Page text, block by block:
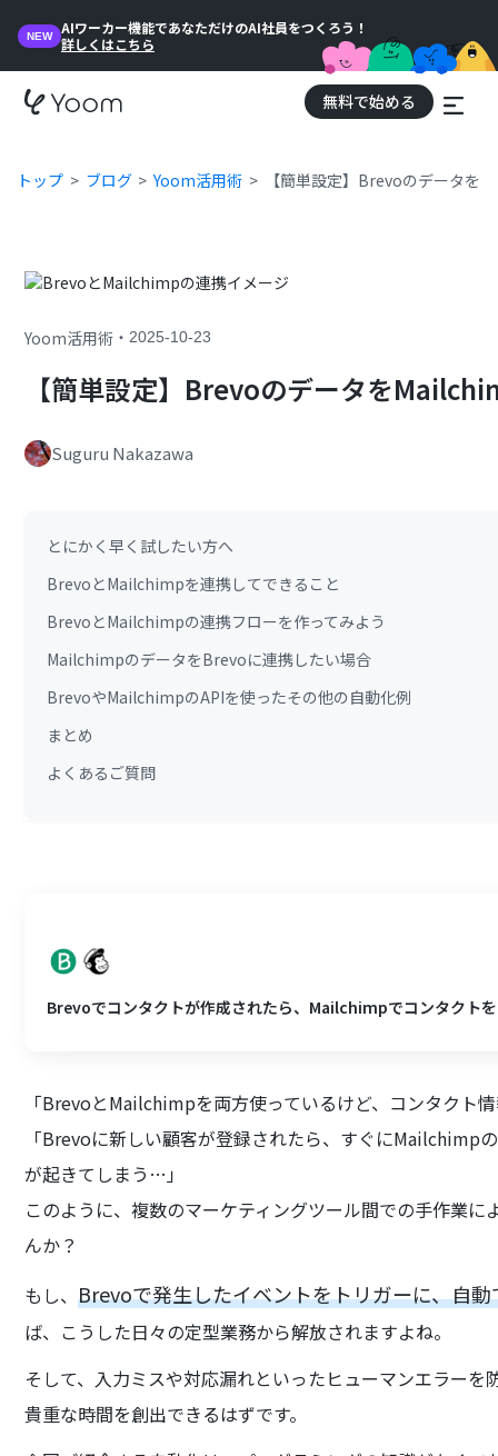
NEW
AIワーカー機能であなただけのAI社員をつくろう！
詳しくはこちら
無料で始める
トップ ブログ Yoom活用術 【簡単設定】Brevoのデータを
Yoom活用術 ・2025-10-23
【簡単設定】Brevoのデータを
Suguru Nakazawa
とにかく早く試したい方へ
BrevoとMailchimpを連携してできること
BrevoとMailchimpの連携フローを作ってみよう
MailchimpのデータをBrevoに連携したい場合
BrevoやMailchimpのAPIを使ったその他の自動化例
まとめ
よくあるご質問
Brevoでコンタクトが作成されたら、Mailchimpでコンタクト
「BrevoとMailchimpを両方使っているけど、コンタクト
「Brevoに新しい顧客が登録されたら、すぐにMailchimp
が起きてしまう…」
このように、複数のマーケティングツール間での手作業
んか？
もし、Brevoで発生したイベントをトリガーに、自
ば、こうした日々の定型業務から解放されますよね。
そして、入力ミスや対応漏れといったヒューマンエラー
貴重な時間を創出できるはずです。